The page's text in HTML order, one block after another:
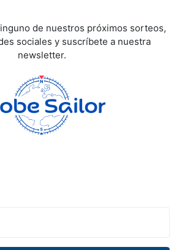
de nuestros próximos sorteos,
sociales y suscríbete a nuestra
newsletter.